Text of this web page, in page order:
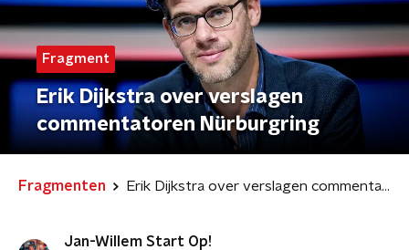
Fragment
Erik Dijkstra over verslagen
commentatoren Nürburgring
Fragmenten Erik Dijkstra over verslagen commentatoren Nürburgring
Jan-Willem Start Op!